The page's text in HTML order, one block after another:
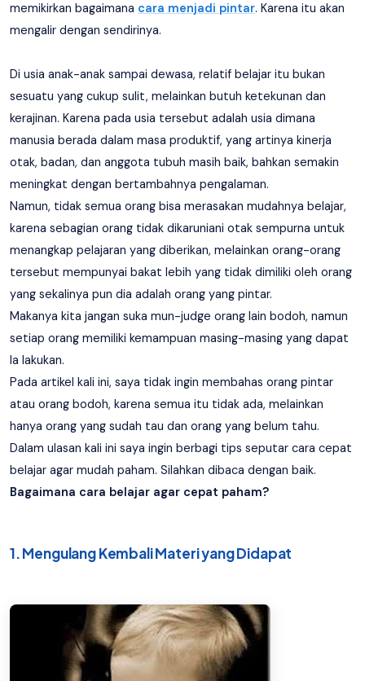
memikirkan bagaimana cara menjadi pintar. Karena itu akan
mengalir dengan sendirinya.
Di usia anak-anak sampai dewasa, relatif belajar itu bukan
sesuatu yang cukup sulit, melainkan butuh ketekunan dan
kerajinan. Karena pada usia tersebut adalah usia dimana
manusia berada dalam masa produktif, yang artinya kinerja
otak, badan, dan anggota tubuh masih baik, bahkan semakin
meningkat dengan bertambahnya pengalaman.
Namun, tidak semua orang bisa merasakan mudahnya belajar,
karena sebagian orang tidak dikaruniani otak sempurna untuk
menangkap pelajaran yang diberikan, melainkan orang-orang
tersebut mempunyai bakat lebih yang tidak dimiliki oleh orang
yang sekalinya pun dia adalah orang yang pintar.
Makanya kita jangan suka mun-judge orang lain bodoh, namun
setiap orang memiliki kemampuan masing-masing yang dapat
Ia lakukan.
Pada artikel kali ini, saya tidak ingin membahas orang pintar
atau orang bodoh, karena semua itu tidak ada, melainkan
hanya orang yang sudah tau dan orang yang belum tahu.
Dalam ulasan kali ini saya ingin berbagi tips seputar cara cepat
belajar agar mudah paham. Silahkan dibaca dengan baik.
Bagaimana cara belajar agar cepat paham?
1. Mengulang Kembali Materi yang Didapat